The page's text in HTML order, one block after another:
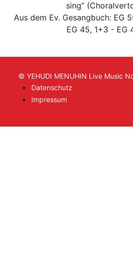
sing”
Aus dem Ev. Gesangbuch: EG
EG 45, 1+3 - EG
© YEHUDI MENUHIN Live Music
Datenschutz
Impressum